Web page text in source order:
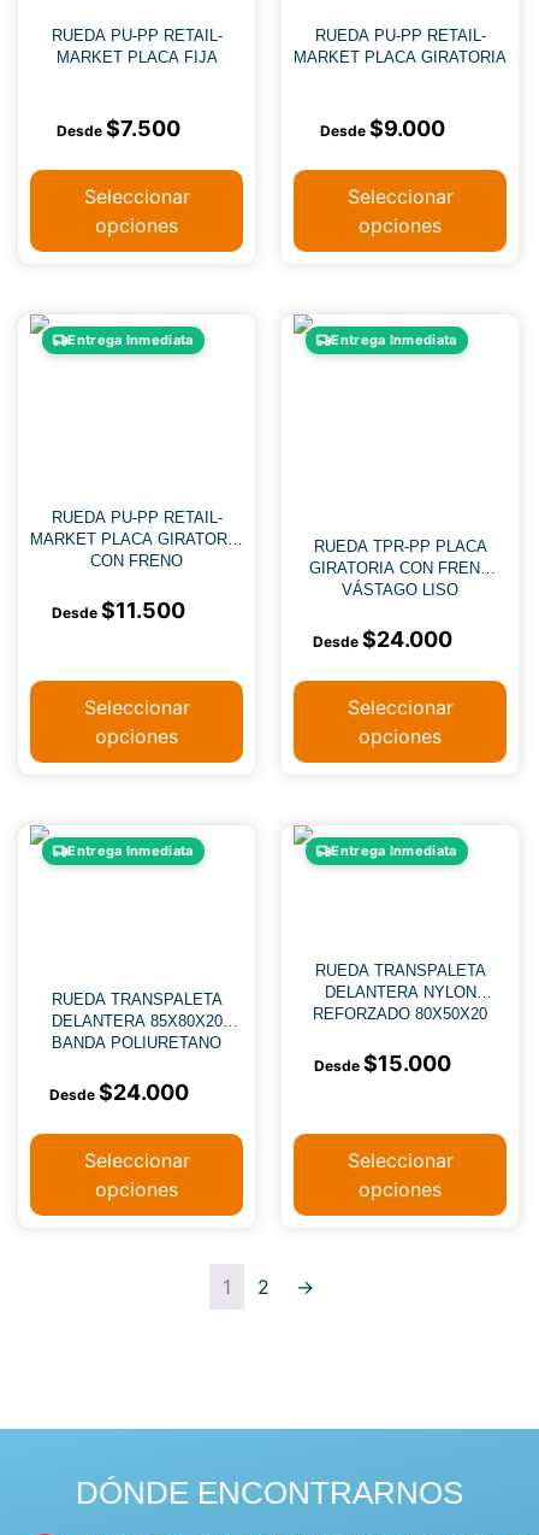
RUEDA PU-PP RETAIL-
MARKET PLACA FIJA
$7.500
Seleccionar
opciones
RUEDA PU-PP RETAIL-
MARKET PLACA GIRATORIA
$9.000
Seleccionar
opciones
Entrega Inmediata
RUEDA PU-PP RETAIL-
MARKET PLACA GIRATORIA
CON FRENO
$11.500
Seleccionar
opciones
Entrega Inmediata
RUEDA TPR-PP PLACA
GIRATORIA CON FRENO
VÁSTAGO LISO
$24.000
Seleccionar
opciones
Entrega Inmediata
RUEDA TRANSPALETA
DELANTERA 85X80X20
BANDA POLIURETANO
$24.000
Seleccionar
opciones
Entrega Inmediata
RUEDA TRANSPALETA
DELANTERA NYLON
REFORZADO 80X50X20
$15.000
Seleccionar
opciones
1 2 →
DÓNDE ENCONTRARNOS